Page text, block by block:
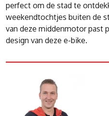
perfect om de stad te
weekendtochtjes buiten de
van deze middenmotor past
design van deze e-bike.